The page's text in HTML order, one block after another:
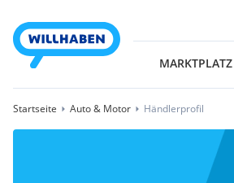
MARKTPLATZ
Startseite Auto & Motor Händlerprofil